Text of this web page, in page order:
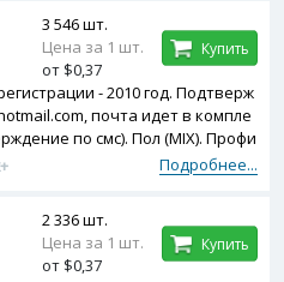
- 2010 год. Подтверж
почта идет в компле
по смс). Пол (MIX). Профи
авторизация включен
Подробнее...
3 546 шт.
Цена за 1 шт.
от $0,37
Купить
2 336 шт.
Цена за 1 шт.
от $0,37
Купить